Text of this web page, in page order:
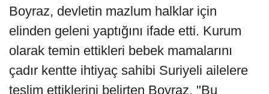
Boyraz, devletin mazlum halklar için
elinden geleni yaptığını ifade etti. Kurum
olarak temin ettikleri bebek mamalarını
çadır kentte ihtiyaç sahibi Suriyeli ailelere
teslim ettiklerini belirten Boyraz, "Bu